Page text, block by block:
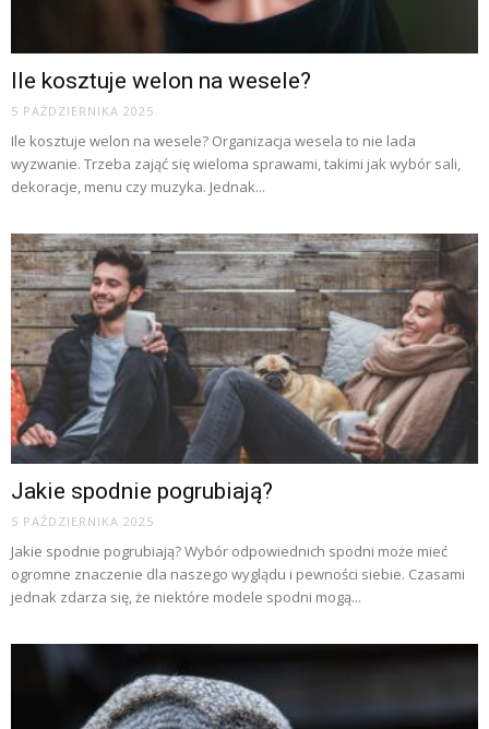
Ile kosztuje welon na wesele?
5 PAŹDZIERNIKA 2025
Ile kosztuje welon na wesele? Organizacja wesela to nie lada
wyzwanie. Trzeba zająć się wieloma sprawami, takimi jak wybór sali,
dekoracje, menu czy muzyka. Jednak...
Jakie spodnie pogrubiają?
5 PAŹDZIERNIKA 2025
Jakie spodnie pogrubiają? Wybór odpowiednich spodni może mieć
ogromne znaczenie dla naszego wyglądu i pewności siebie. Czasami
jednak zdarza się, że niektóre modele spodni mogą...